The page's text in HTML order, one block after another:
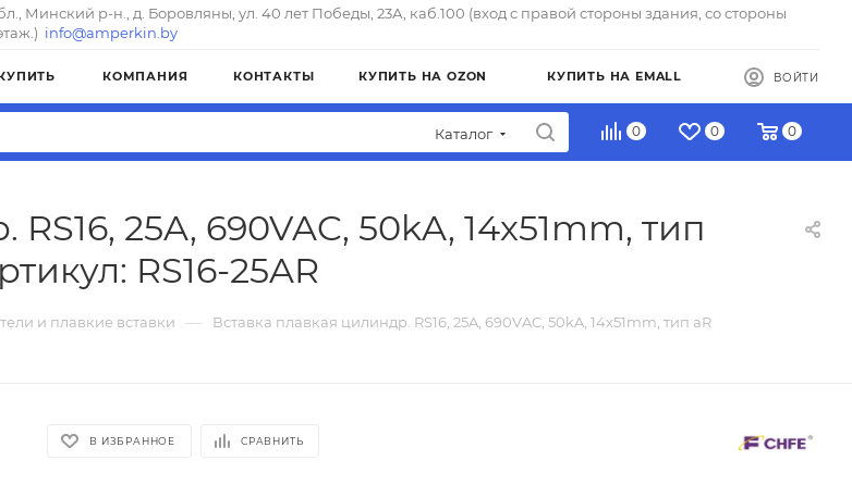
Минский р-н., д. Боровляны, ул. 40 лет Победы, 23А, каб.100 (вход с правой стороны здания, со стороны
info@amperkin.by
КОМПАНИЯ КОНТАКТЫ КУПИТЬ НА OZON КУПИТЬ НА EMALL ВОЙТИ
Каталог 0 0 0
25A, 690VAC, 50kA, 14х51mm, тип
RS16-25AR
и плавкие вставки — Вставка плавкая цилиндр. RS16, 25A, 690VAC, 50kA, 14х51mm, тип aR
В ИЗБРАННОЕ СРАВНИТЬ